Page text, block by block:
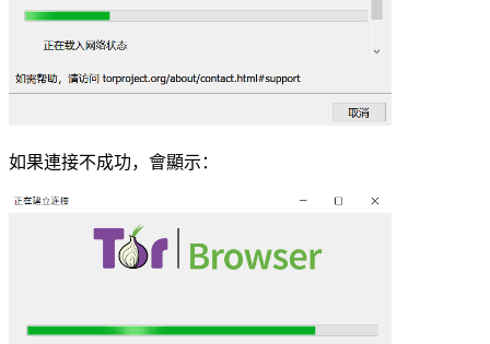
如果連接不成功，會顯示：